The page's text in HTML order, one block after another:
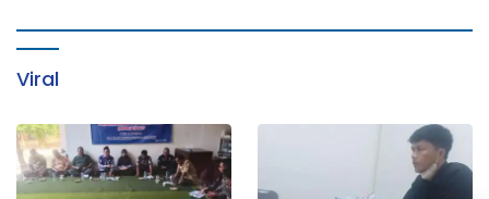
Viral